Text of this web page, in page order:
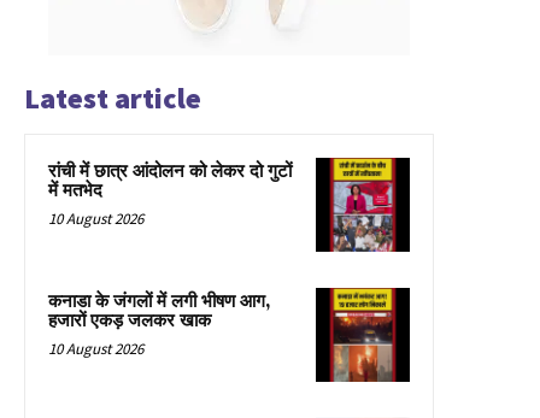
Latest article
रांची में छात्र आंदोलन को लेकर दो गुटों
में मतभेद
10 August 2026
कनाडा के जंगलों में लगी भीषण आग,
हजारों एकड़ जलकर खाक
10 August 2026